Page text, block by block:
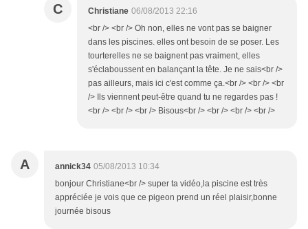
C Christiane 06/08/2013 22:16
<br /> <br /> Oh non, elles ne vont pas se baigner
dans les piscines. elles ont besoin de se poser. Les
tourterelles ne se baignent pas vraiment, elles
s'éclaboussent en balançant la tête. Je ne sais<br />
pas ailleurs, mais ici c'est comme ça.<br /> <br /> <br
/> Ils viennent peut-être quand tu ne regardes pas !
<br /> <br /> <br /> Bisous<br /> <br /> <br /> <br />
A annick34 05/08/2013 10:34
bonjour Christiane<br /> super ta vidéo,la piscine est très
appréciée je vois que ce pigeon prend un réel plaisir,bonne
journée bisous